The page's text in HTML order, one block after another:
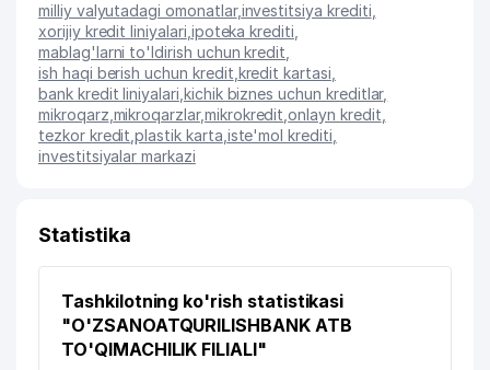
milliy valyutadagi omonatlar,investitsiya krediti
xorijiy kredit liniyalari ipoteka krediti
mablag'larni to'ldirish uchun kredit
ish haqi berish uchun kredit kredit kartasi
bank kredit liniyalari kichik biznes uchun kreditlar,
mikroqarz mikroqarzlar,mikrokredit ,onlayn kredit
tezkor kredit ,plastik karta iste'mol krediti
investitsiyalar markazi
Statistika
Tashkilotning ko'rish statistikasi
"O'ZSANOATQURILISHBANK ATB
TO'QIMACHILIK FILIALI"